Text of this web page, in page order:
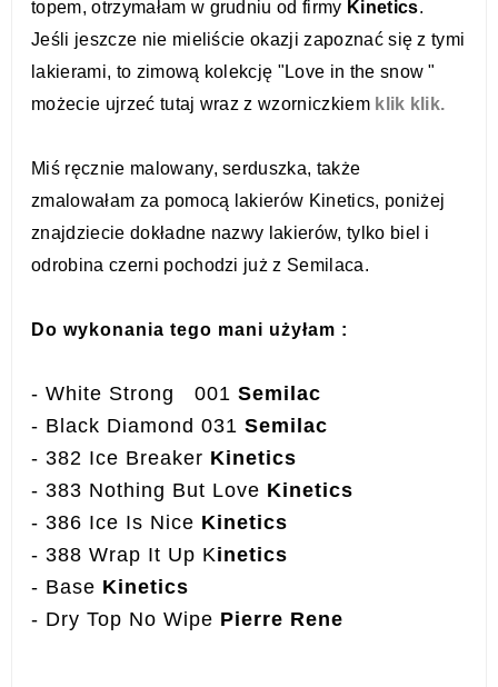
topem, otrzymałam w grudniu od firmy Kinetics.
Jeśli jeszcze nie mieliście okazji zapoznać się z tymi
lakierami, to zimową kolekcję "Love in the snow "
możecie ujrzeć tutaj wraz z wzorniczkiem klik klik.
Miś ręcznie malowany, serduszka, także
zmalowałam za pomocą lakierów Kinetics, poniżej
znajdziecie dokładne nazwy lakierów, tylko biel i
odrobina czerni pochodzi już z Semilaca.
Do wykonania tego mani użyłam :
- White Strong 001Semilac
- Black Diamond 031Semilac
- 382 Ice Breaker Kinetics
- 383 Nothing But Love Kinetics
- 386 Ice Is Nice Kinetics
- 388 Wrap It Up Kinetics
- Base Kinetics
- Dry Top No Wipe Pierre Rene